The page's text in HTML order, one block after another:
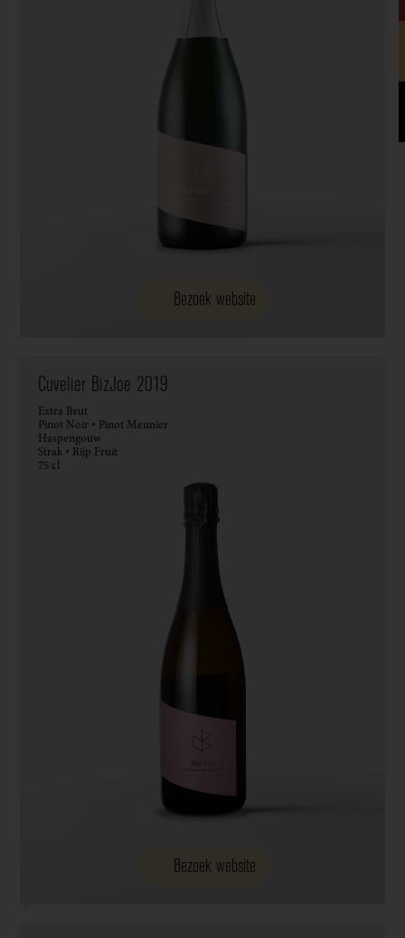
Bezoek website
Cuvelier BizJoe 2019
Extra Brut
Pinot Noir • Pinot Meunier
Haspengouw
Strak • Rijp Fruit
75 cl
Bezoek website